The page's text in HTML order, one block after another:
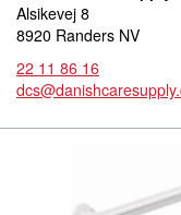
Alsikevej 8
8920 Randers NV
22 11 86 16